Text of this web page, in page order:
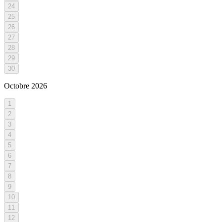
24
25
26
27
28
29
30
Octobre 2026
1
2
3
4
5
6
7
8
9
10
11
12